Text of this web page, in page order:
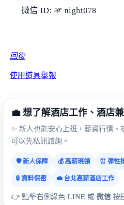
微信 ID: ☞ night078
回復
使用道具舉報
💼 想了解酒店工作、酒店
✨ 新人也能安心上班，薪資行情
可以先私訊諮詢。
🛡️ 新人保障 💰 高薪現領 ⏰ 彈性
🔒 資料保密 💼 台北高薪酒店工作
👉 點擊右側綠色 LINE 或 微信 按